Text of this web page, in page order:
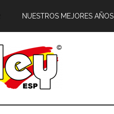
NUESTROS MEJORES AÑOS